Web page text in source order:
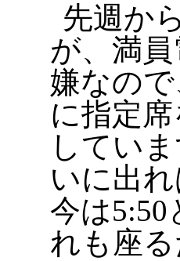
先週か
が、満
嫌なの
に指定
してい
いに出
今は
れも座